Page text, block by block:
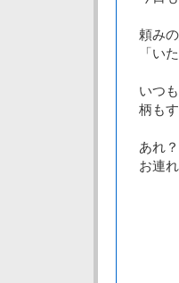
頼みの
「いた
いつも
柄もす
あれ？
お連れ